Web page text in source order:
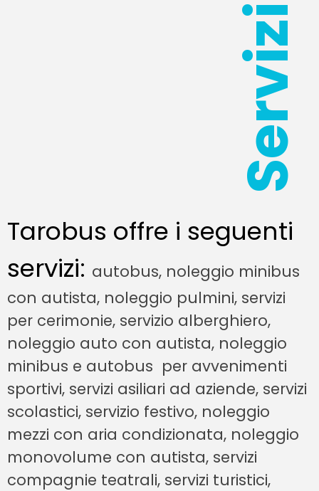
Servizi
Tarobus offre i seguenti
servizi: autobus, noleggio minibus
con autista, noleggio pulmini, servizi
per cerimonie, servizio alberghiero,
noleggio auto con autista, noleggio
minibus e autobus per avvenimenti
sportivi, servizi asiliari ad aziende, servizi
scolastici, servizio festivo, noleggio
mezzi con aria condizionata, noleggio
monovolume con autista, servizi
compagnie teatrali, servizi turistici,